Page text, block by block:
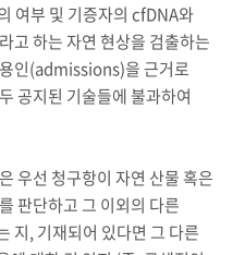
여부 및 기증자의 cfDNA와
고 하는 자연 현상을 검출하는
인(admissions)을 근거로
공지된 기술들에 불과하여
우선 청구항이 자연 산물 혹은
판단하고 그 이외의 다른
지, 기재되어 있다면 그 다른